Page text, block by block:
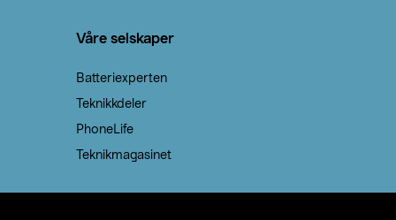
Våre selskaper
Batteriexperten
Teknikkdeler
PhoneLife
Teknikmagasinet